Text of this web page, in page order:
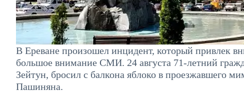
В Ереване произошел инцидент, который привлек
большое внимание СМИ. 24 августа 71-летний
Зейтун, бросил с балкона яблоко в проезжавшего
Пашиняна.